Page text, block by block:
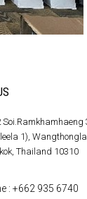
Soi.Ramkhamhaeng
1),
Thailand 10310
: +662 935 6740